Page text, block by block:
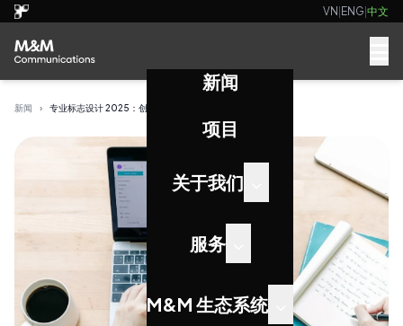
VN|ENG|中文
新闻
项目
关于我们
服务
M&M 生态系统
新闻 ›